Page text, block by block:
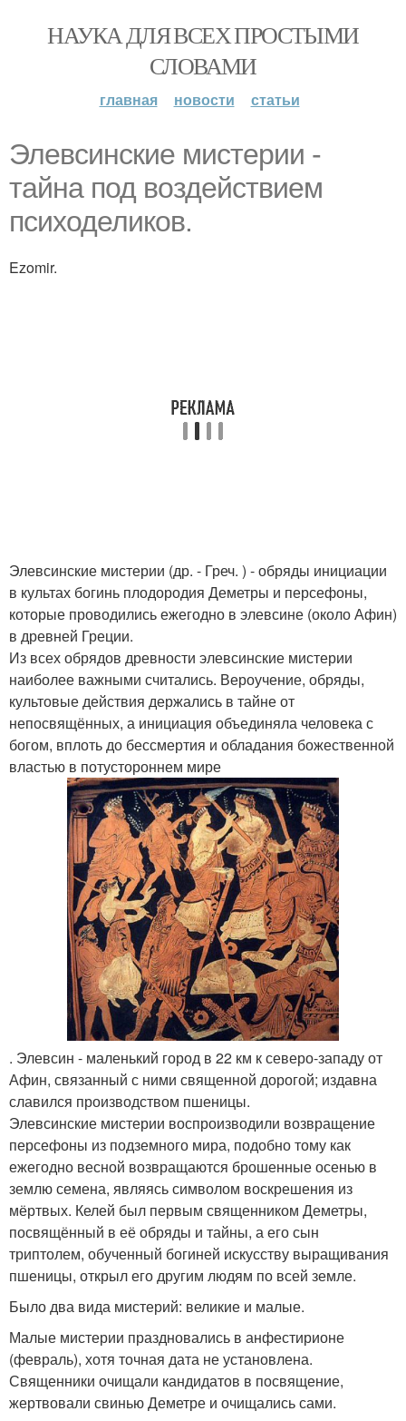
НАУКА ДЛЯ ВСЕХ ПРОСТЫМИ
СЛОВАМИ
главная новости статьи
Элевсинские мистерии -
тайна под воздействием
психоделиков.
Ezomir.
Элевсинские мистерии (др. - Греч. ) - обряды инициации
в культах богинь плодородия Деметры и персефоны,
которые проводились ежегодно в элевсине (около Афин)
в древней Греции.
Из всех обрядов древности элевсинские мистерии
наиболее важными считались. Вероучение, обряды,
культовые действия держались в тайне от
непосвящённых, а инициация объединяла человека с
богом, вплоть до бессмертия и обладания божественной
властью в потустороннем мире
. Элевсин - маленький город в 22 км к северо-западу от
Афин, связанный с ними священной дорогой; издавна
славился производством пшеницы.
Элевсинские мистерии воспроизводили возвращение
персефоны из подземного мира, подобно тому как
ежегодно весной возвращаются брошенные осенью в
землю семена, являясь символом воскрешения из
мёртвых. Келей был первым священником Деметры,
посвящённый в её обряды и тайны, а его сын
триптолем, обученный богиней искусству выращивания
пшеницы, открыл его другим людям по всей земле.
Было два вида мистерий: великие и малые.
Малые мистерии праздновались в анфестирионе
(февраль), хотя точная дата не установлена.
Священники очищали кандидатов в посвящение,
жертвовали свинью Деметре и очищались сами.